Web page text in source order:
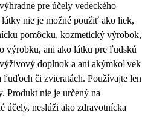
pre účely vedeckého
nie je možné použiť ako liek,
pomôcku, kozmetický výrobok,
výrobku, ani ako látku pre ľudskú
doplnok a ani akýmkoľvek
ľuďoch či zvieratách. Používajte len
Produkt nie je určený na
účely, neslúži ako zdravotnícka